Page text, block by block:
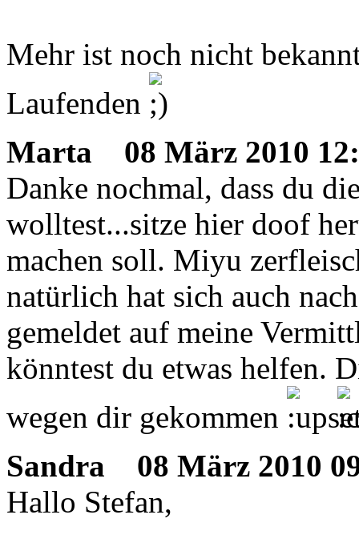
Mehr ist noch nicht
Laufenden
Marta
08 März 2010
Danke nochmal, dass du
wolltest...sitze hier doof
machen soll. Miyu
natürlich hat sich auch
gemeldet auf meine
könntest du etwas helfen.
wegen dir gekommen
Sandra
08 März 2010
Hallo Stefan,